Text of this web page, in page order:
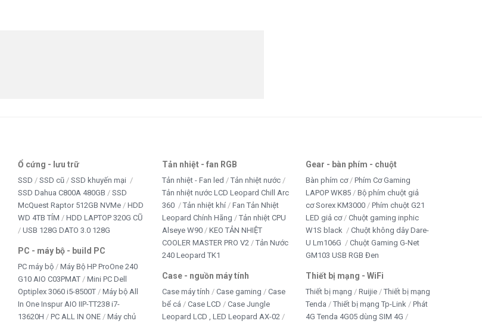
Ổ cứng - lưu trữ
SSD SSD cũ
SSD khuyến mại
SSD Dahua C800A 480GB
SSD
McQuest Raptor 512GB NVMe
HDD
WD 4TB TÍM
HDD LAPTOP 320G CŨ
USB 128G DATO 3.0 128G
PC - máy bộ - build PC
PC máy bộ
Máy Bộ HP ProOne 240
G10 AIO C03PMAT
Mini PC Dell
Optiplex 3060 i5-8500T
Máy bộ All
In One Inspur AIO IIP-TT238 i7-
13620H
PC ALL IN ONE Máy chủ
Tản nhiệt - fan RGB
Tản nhiệt - Fan led
Tản nhiệt nước
Tản nhiệt nước LCD Leopard Chill Arc
360
Tản nhiệt khí
Fan Tản Nhiệt
Leopard Chính Hãng
Tản nhiệt CPU
Alseye W90
KEO TẢN NHIỆT
COOLER MASTER PRO V2
Tản Nước
240 Leopard TK1
Case - nguồn máy tính
Case máy tính Case gaming
Case
bể cá
Case LCD
Case Jungle
Leopard LCD , LED Leopard AX-02
Gear - bàn phím - chuột
Bàn phím cơ
Phím Cơ Gaming
LAPOP WK85
Bộ phím chuột giả
cơ Sorex KM3000
Phím chuột G21
LED giả cơ
Chuột gaming inphic
W1S black
Chuột không dây Dare-
U Lm106G
Chuột Gaming G-Net
GM103 USB RGB Đen
Thiết bị mạng - WiFi
Thiết bị mạng Ruijie
Thiết bị mạng
Tenda
Thiết bị mạng Tp-Link
Phát
4G Tenda 4G05 dùng SIM 4G